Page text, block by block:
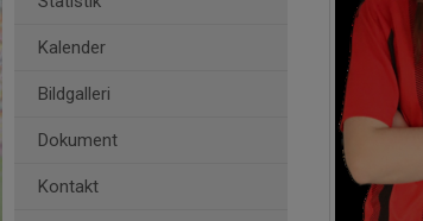
Kalender
Bildgalleri
Dokument
Kontakt